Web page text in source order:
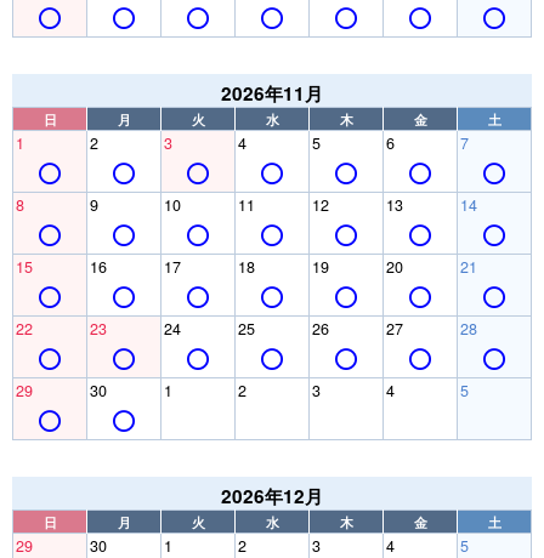
2026年11月
日 月 火 水 木 金 土
1 2 3 4 5 6 7
8 9 10 11 12 13 14
15 16 17 18 19 20 21
22 23 24 25 26 27 28
29 30 1 2 3 4 5
2026年12月
日 月 火 水 木 金 土
29 30 1 2 3 4 5